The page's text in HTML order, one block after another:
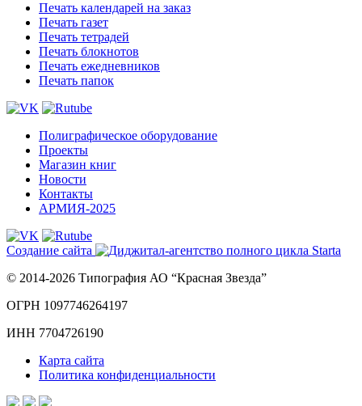
Печать календарей на заказ
Печать газет
Печать тетрадей
Печать блокнотов
Печать ежедневников
Печать папок
Полиграфическое оборудование
Проекты
Магазин книг
Новости
Контакты
АРМИЯ-2025
Создание сайта
© 2014-2026 Типография АО “Красная Звезда”
ОГРН 1097746264197
ИНН 7704726190
Карта сайта
Политика конфиденциальности